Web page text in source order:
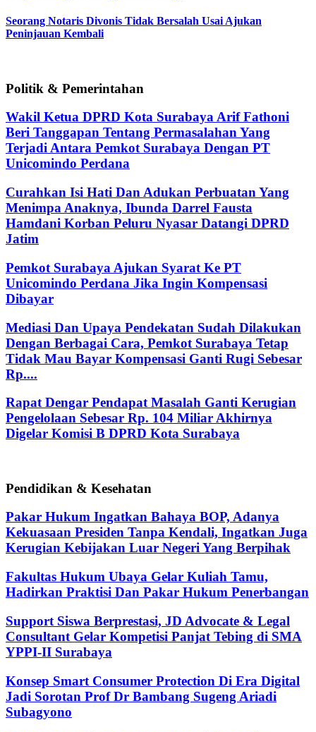
Seorang Notaris Divonis Tidak Bersalah Usai Ajukan
Peninjauan Kembali
Politik & Pemerintahan
Wakil Ketua DPRD Kota Surabaya Arif Fathoni
Beri Tanggapan Tentang Permasalahan Yang
Terjadi Antara Pemkot Surabaya Dengan PT
Unicomindo Perdana
Curahkan Isi Hati Dan Adukan Perbuatan Yang
Menimpa Anaknya, Ibunda Darrel Fausta
Hamdani Korban Peluru Nyasar Datangi DPRD
Jatim
Pemkot Surabaya Ajukan Syarat Ke PT
Unicomindo Perdana Jika Ingin Kompensasi
Dibayar
Mediasi Dan Upaya Pendekatan Sudah Dilakukan
Dengan Berbagai Cara, Pemkot Surabaya Tetap
Tidak Mau Bayar Kompensasi Ganti Rugi Sebesar
Rp....
Rapat Dengar Pendapat Masalah Ganti Kerugian
Pengelolaan Sebesar Rp. 104 Miliar Akhirnya
Digelar Komisi B DPRD Kota Surabaya
Pendidikan & Kesehatan
Pakar Hukum Ingatkan Bahaya BOP, Adanya
Kekuasaan Presiden Tanpa Kendali, Ingatkan Juga
Kerugian Kebijakan Luar Negeri Yang Berpihak
Fakultas Hukum Ubaya Gelar Kuliah Tamu,
Hadirkan Praktisi Dan Pakar Hukum Penerbangan
Support Siswa Berprestasi, JD Advocate & Legal
Consultant Gelar Kompetisi Panjat Tebing di SMA
YPPI-II Surabaya
Konsep Smart Consumer Protection Di Era Digital
Jadi Sorotan Prof Dr Bambang Sugeng Ariadi
Subagyono